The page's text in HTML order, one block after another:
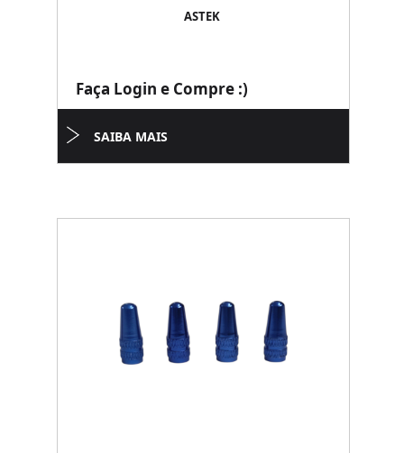
ASTEK
Faça Login e Compre :)
SAIBA MAIS